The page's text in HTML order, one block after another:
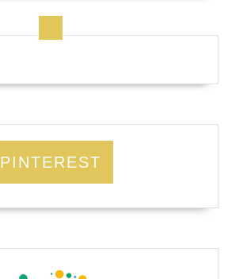
PINTEREST